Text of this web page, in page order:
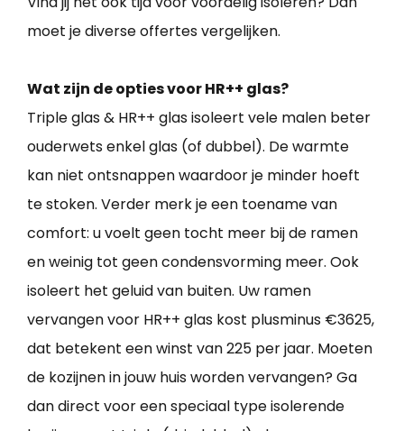
moet je diverse offertes vergelijken.
Wat zijn de opties voor HR++ glas?
Triple glas & HR++ glas isoleert vele malen beter
ouderwets enkel glas (of dubbel). De warmte
kan niet ontsnappen waardoor je minder hoeft
te stoken. Verder merk je een toename van
comfort: u voelt geen tocht meer bij de ramen
en weinig tot geen condensvorming meer. Ook
isoleert het geluid van buiten. Uw ramen
vervangen voor HR++ glas kost plusminus €3625,
dat betekent een winst van 225 per jaar. Moeten
de kozijnen in jouw huis worden vervangen? Ga
dan direct voor een speciaal type isolerende